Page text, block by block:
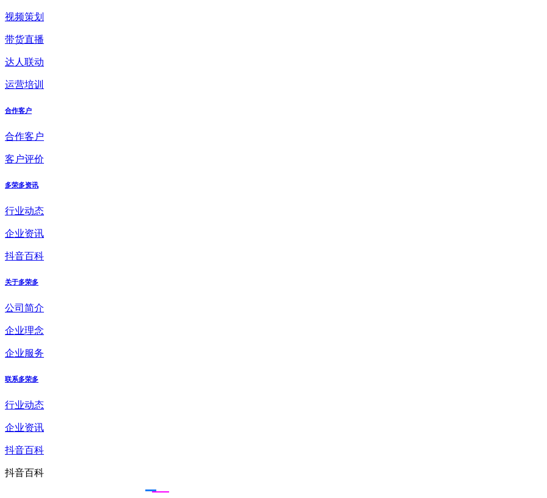
视频策划
带货直播
达人联动
运营培训
合作客户
合作客户
客户评价
多荣多资讯
行业动态
企业资讯
抖音百科
关于多荣多
公司简介
企业理念
企业服务
联系多荣多
行业动态
企业资讯
抖音百科
抖音百科